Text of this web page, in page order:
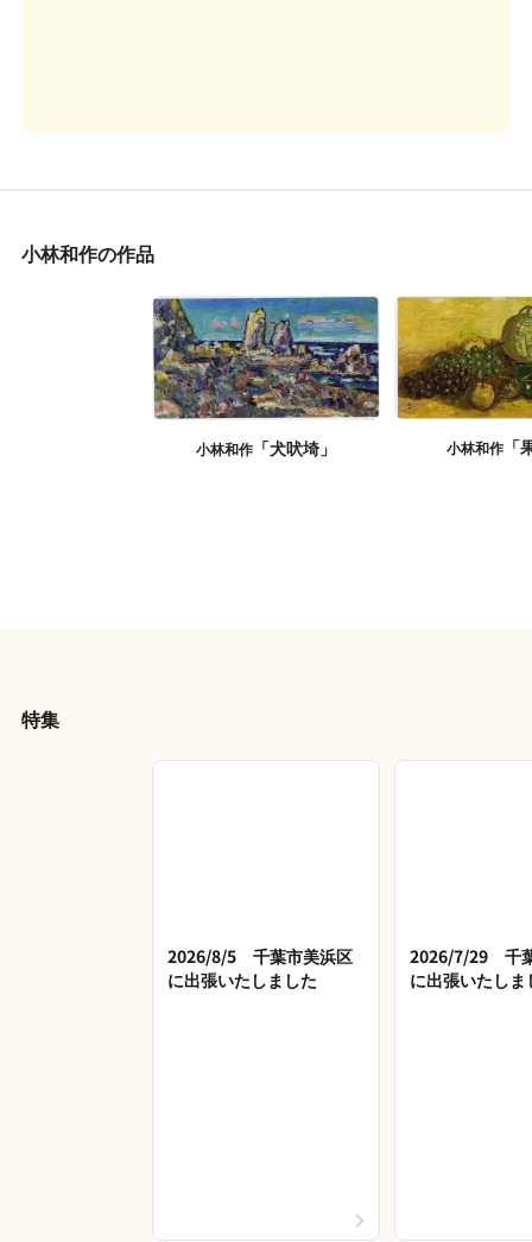
小林和作の作品
小林和作 「犬吠埼」 小林和作 「
特集
2026/8/5 千葉市美浜区
に出張いたしました
2026/7/29 千
に出張いたしま